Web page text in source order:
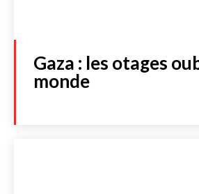
Gaza : les otages
monde